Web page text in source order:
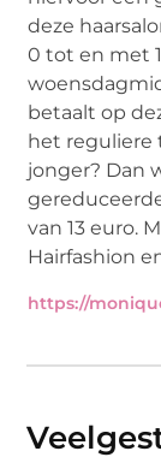
deze
0 tot en met
betaalt op
het reguliere
jonger? Dan
van 13 euro.
Hairfashion
https://